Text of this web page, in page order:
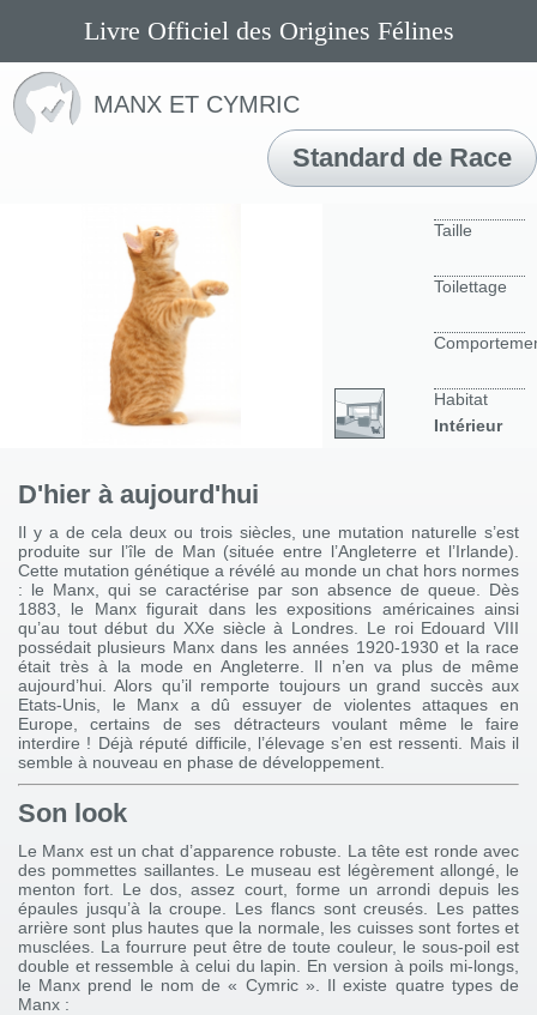
Livre Officiel des Origines Félines
MANX ET CYMRIC
Standard de Race
Taille
Toilettage
Habitat
Intérieur
D'hier à aujourd'hui
Il y a de cela deux ou trois siècles, une mutation naturelle s’est
produite sur l’île de Man (située entre l’Angleterre et l’Irlande).
Cette mutation génétique a révélé au monde un chat hors normes
: le Manx, qui se caractérise par son absence de queue. Dès
1883, le Manx figurait dans les expositions américaines ainsi
qu’au tout début du XXe siècle à Londres. Le roi Edouard VIII
possédait plusieurs Manx dans les années 1920-1930 et la race
était très à la mode en Angleterre. Il n’en va plus de même
aujourd’hui. Alors qu’il remporte toujours un grand succès aux
Etats-Unis, le Manx a dû essuyer de violentes attaques en
Europe, certains de ses détracteurs voulant même le faire
interdire ! Déjà réputé difficile, l’élevage s’en est ressenti. Mais il
semble à nouveau en phase de développement.
Son look
Le Manx est un chat d’apparence robuste. La tête est ronde avec
des pommettes saillantes. Le museau est légèrement allongé, le
menton fort. Le dos, assez court, forme un arrondi depuis les
épaules jusqu’à la croupe. Les flancs sont creusés. Les pattes
arrière sont plus hautes que la normale, les cuisses sont fortes et
musclées. La fourrure peut être de toute couleur, le sous-poil est
double et ressemble à celui du lapin. En version à poils mi-longs,
le Manx prend le nom de « Cymric ». Il existe quatre types de
Manx :